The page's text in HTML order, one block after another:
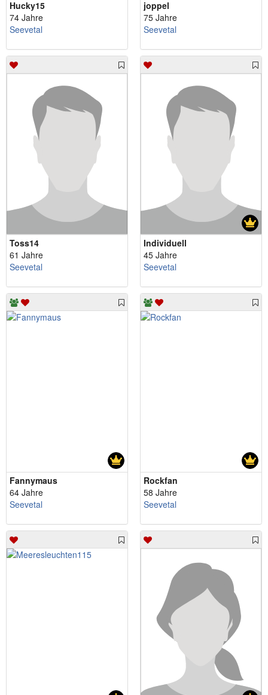
Hucky15
74 Jahre
Seevetal
joppel
75 Jahre
Seevetal
Toss14
61 Jahre
Seevetal
Individuell
45 Jahre
Seevetal
Fannymaus
64 Jahre
Seevetal
Rockfan
58 Jahre
Seevetal